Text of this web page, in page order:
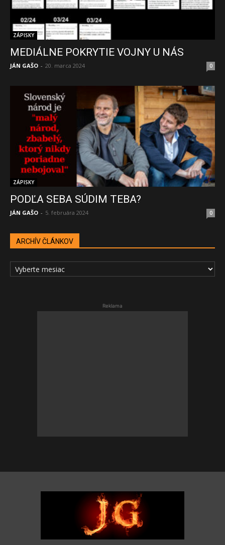
ZÁPISKY
MEDIÁLNE POKRYTIE VOJNY U NÁS
JÁN GAŠO - 20. marca 2024 0
ZÁPISKY
PODĽA SEBA SÚDIM TEBA?
JÁN GAŠO - 5. februára 2024 0
ARCHÍV ČLÁNKOV
ARCHÍV
ČLÁNKOV
Reklama